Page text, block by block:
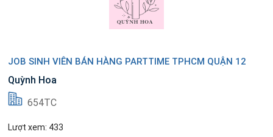
JOB SINH VIÊN BÁN HÀNG PARTTIME TPHCM QUẬN 12
Quỳnh Hoa
654TC
Lượt xem: 433